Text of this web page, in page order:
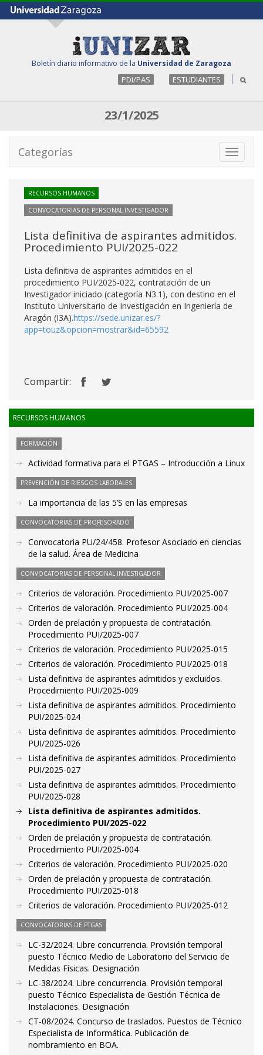
Boletín diario informativo de la Universidad de Zaragoza
PDI/PAS ESTUDIANTES
23/1/2025
Toggle
Categorías
RECURSOS HUMANOS
CONVOCATORIAS DE PERSONAL INVESTIGADOR
Lista definitiva de aspirantes admitidos.
Procedimiento PUI/2025-022
Lista definitiva de aspirantes admitidos en el
procedimiento PUI/2025-022, contratación de un
Investigador iniciado (categoría N3.1), con destino en el
Instituto Universitario de Investigación en Ingeniería de
Aragón (I3A).https://sede.unizar.es/?
app=touz&opcion=mostrar&id=65592
Compartir:
RECURSOS HUMANOS
FORMACIÓN
Actividad formativa para el PTGAS – Introducción a Linux
PREVENCIÓN DE RIESGOS LABORALES
La importancia de las 5’S en las empresas
CONVOCATORIAS DE PROFESORADO
Convocatoria PU/24/458. Profesor Asociado en ciencias
de la salud. Área de Medicina
CONVOCATORIAS DE PERSONAL INVESTIGADOR
Criterios de valoración. Procedimiento PUI/2025-007
Criterios de valoración. Procedimiento PUI/2025-004
Orden de prelación y propuesta de contratación.
Procedimiento PUI/2025-007
Criterios de valoración. Procedimiento PUI/2025-015
Criterios de valoración. Procedimiento PUI/2025-018
Lista definitiva de aspirantes admitidos y excluidos.
Procedimiento PUI/2025-009
Lista definitiva de aspirantes admitidos. Procedimiento
PUI/2025-024
Lista definitiva de aspirantes admitidos. Procedimiento
PUI/2025-026
Lista definitiva de aspirantes admitidos. Procedimiento
PUI/2025-027
Lista definitiva de aspirantes admitidos. Procedimiento
PUI/2025-028
Lista definitiva de aspirantes admitidos.
Procedimiento PUI/2025-022
Orden de prelación y propuesta de contratación.
Procedimiento PUI/2025-004
Criterios de valoración. Procedimiento PUI/2025-020
Orden de prelación y propuesta de contratación.
Procedimiento PUI/2025-018
Criterios de valoración. Procedimiento PUI/2025-012
CONVOCATORIAS DE PTGAS
LC-32/2024. Libre concurrencia. Provisión temporal
puesto Técnico Medio de Laboratorio del Servicio de
Medidas Físicas. Designación
LC-38/2024. Libre concurrencia. Provisión temporal
puesto Técnico Especialista de Gestión Técnica de
Instalaciones. Designación
CT-08/2024. Concurso de traslados. Puestos de Técnico
Especialista de Informática. Publicación de
nombramiento en BOA.